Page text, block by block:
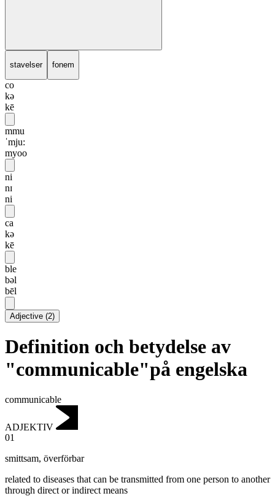
stavelser fonem
co
kə
kē
mmu
ˈmju:
myoo
ni
nɪ
ni
ca
kə
kē
ble
bəl
bēl
Adjective (2)
Definition och betydelse av
"communicable"på engelska
communicable
ADJEKTIV
01
smittsam, överförbar
related to diseases that can be transmitted from one person to another
through direct or indirect means